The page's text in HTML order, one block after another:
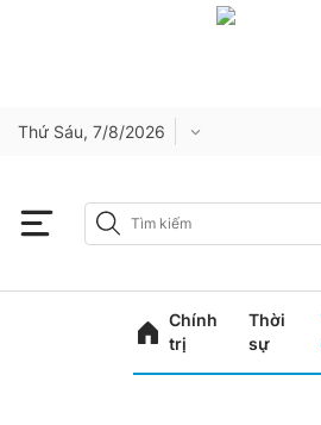
Thứ Sáu, 7/8/2026
Chính
trị
Thời
sự